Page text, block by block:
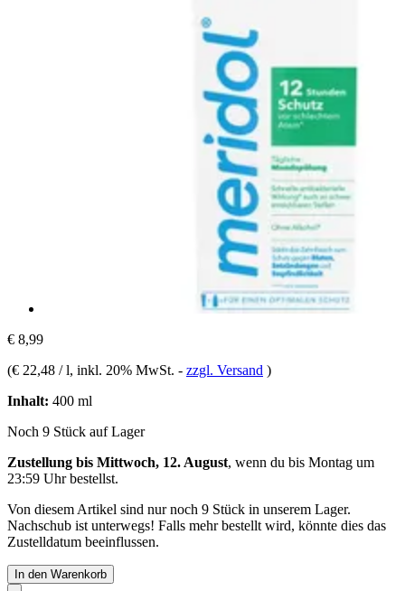
€ 8,99
(€ 22,48 / l, inkl. 20% MwSt. - zzgl. Versand )
Inhalt: 400 ml
Noch 9 Stück auf Lager
Zustellung bis Mittwoch, 12. August, wenn du bis Montag um
23:59 Uhrbestellst.
Von diesem Artikel sind nur noch 9 Stück in unserem Lager.
Nachschub ist unterwegs! Falls mehr bestellt wird, könnte dies das
Zustelldatum beeinflussen.
In den Warenkorb